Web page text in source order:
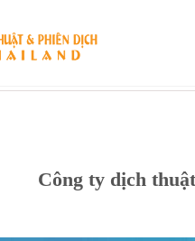
Công ty dịch